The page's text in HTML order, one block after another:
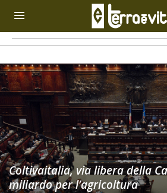
Coltivaitalia, via libera della
miliardo per l’agricoltura